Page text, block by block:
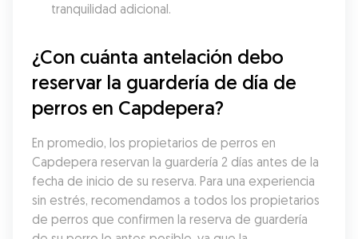
tranquilidad adicional.
¿Con cuánta antelación debo
reservar la guardería de día de
perros en Capdepera?
En promedio, los propietarios de perros en
Capdepera reservan la guardería 2 días antes de la
fecha de inicio de su reserva. Para una experiencia
sin estrés, recomendamos a todos los propietarios
de perros que confirmen la reserva de guardería